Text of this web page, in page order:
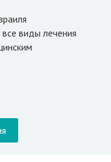
виды лечения